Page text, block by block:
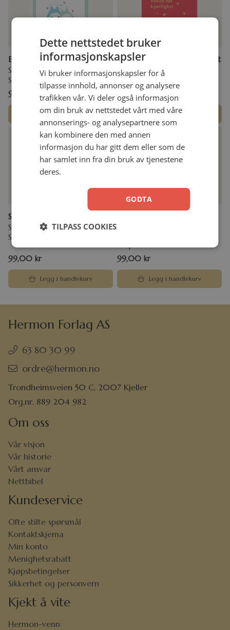
EN STOR KLEM TIL DEG
Summersdale
Stivperm
99,00
kr
Legg i handlekurv
Den lille boken om kjærlighet
Summersdale
Stivperm
99,00kr
Legg i handlekurv
Sinnsro
Summersdale
Stivperm
99,00 kr
Legg i handlekurv
99,00 kr
Legg i handlekurv
Hermon Forlag AS
63 80 30 99
ordre@hermon.no
Trondheimsveien 50 C, 2007 Kjeller
Org.nr. 889 204 982
Om oss
Vår visjon
Vår historie
Vårt ansvar
Nettbibel
Kundeservice
Ofte stilte spørsmål
Kontaktskjema
Min konto
Menighetsrabatt
Kjøpsbetingelser
Sikkerhet og personvern
Kjekt å vite
Hermon-venn
Dette nettstedet bruker
informasjonskapsler
Vi bruker informasjonskapsler for å
tilpasse innhold, annonser og analysere
trafikken vår. Vi deler også informasjon
om din bruk av nettstedet vårt med våre
annonserings- og analysepartnere som
kan kombinere den med annen
informasjon du har gitt dem eller som de
har samlet inn fra din bruk av tjenestene
deres.
GODTA
TILPASS COOKIES